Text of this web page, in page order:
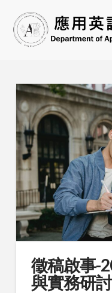
徵稿啟事-
與實務研